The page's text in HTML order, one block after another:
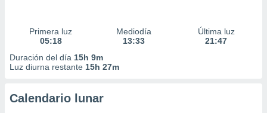
Primera luz
05:18
Mediodía
13:33
Última luz
21:47
Duración del día 15h 9m
Luz diurna restante 15h 27m
Calendario lunar